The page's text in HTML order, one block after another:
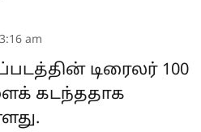
am
டிரைலர் 100
கடந்ததாக